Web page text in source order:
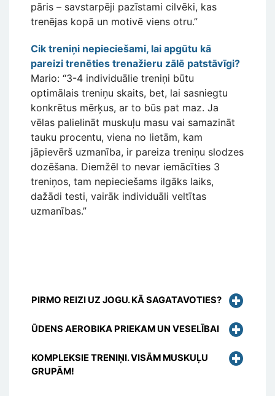
pāris – savstarpēji pazīstami cilvēki, kas
trenējas kopā un motivē viens otru.”
Cik treniņi nepieciešami, lai apgūtu kā
pareizi trenēties trenažieru zālē patstāvīgi?
Mario: “3-4 individuālie treniņi būtu
optimālais treniņu skaits, bet, lai sasniegtu
konkrētus mērķus, ar to būs pat maz. Ja
vēlas palielināt muskuļu masu vai samazināt
tauku procentu, viena no lietām, kam
jāpievērš uzmanība, ir pareiza treniņu slodzes
dozēšana. Diemžēl to nevar iemācīties 3
treniņos, tam nepieciešams ilgāks laiks,
dažādi testi, vairāk individuāli veltītas
uzmanības.”
PIRMO REIZI UZ JOGU. KĀ SAGATAVOTIES?
ŪDENS AEROBIKA PRIEKAM UN VESELĪBAI
KOMPLEKSIE TRENIŅI. VISĀM MUSKUĻU
GRUPĀM!